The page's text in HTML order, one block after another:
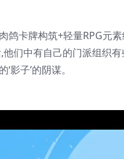
鸽卡牌构筑+轻量RPG元
们中有自己的门派组织
影子’的阴谋。